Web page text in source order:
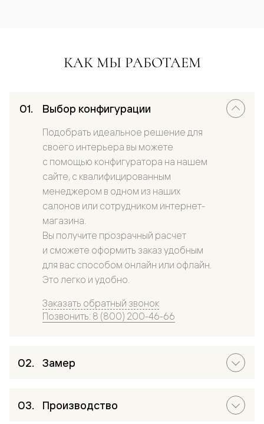
КАК МЫ РАБОТАЕМ
Выбор конфигурации
Подобрать идеальное решение для
своего интерьера вы можете
с помощью конфигуратора на нашем
сайте, с квалифицированным
менеджером в одном из наших
салонов или сотрудником интернет-
магазина.
Вы получите прозрачный расчет
и сможете оформить заказ удобным
для вас способом онлайн или офлайн.
Это легко и удобно.
Заказать обратный звонок
Позвонить: 8 (800) 200-46-66
Замер
Производство